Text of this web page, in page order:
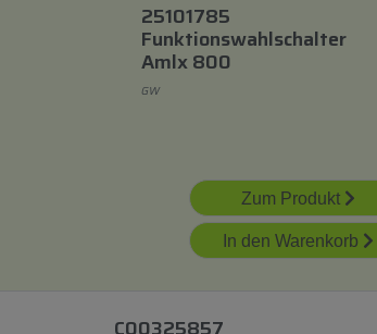
25101785
Funktionswahlschalter
Amlx 800
GW
Zum Produkt
In den Warenkorb